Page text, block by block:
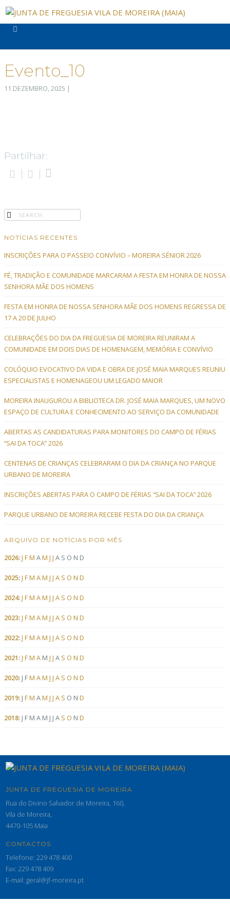
Evento_10
11 DEZEMBRO, 2025 |
Partilhar:
NOTÍCIAS RECENTES
INSCRIÇÕES PARA O PASSEIO CONVÍVIO – MOREIRA SÉNIOR 2026
FÉ, TRADIÇÃO E COMUNIDADE MARCARAM A FESTA EM HONRA DE NOSSA
SENHORA MÃE DOS HOMENS
FESTA EM HONRA DE NOSSA SENHORA MÃE DOS HOMENS REGRESSA DE
17 A 20 DE JULHO
CELEBRAÇÕES DO DIA DA FREGUESIA DE MOREIRA REUNIRAM A
COMUNIDADE EM DOIS DIAS DE HOMENAGEM, MEMÓRIA E CONVÍVIO
COLÓQUIO EVOCATIVO DA VIDA E OBRA DE JOSÉ MAIA MARQUES REUNIU
ESPECIALISTAS E HOMENAGEOU UM LEGADO MAIOR
MOREIRA INAUGUROU A BIBLIOTECA DR. JOSÉ MAIA MARQUES, UM NOVO
ESPAÇO DE CULTURA E CONHECIMENTO AO SERVIÇO DA COMUNIDADE
ABERTAS AS CANDIDATURAS PARA MONITORES DO CAMPO DE FÉRIAS
“SAI DA TOCA” 2026
CENTENAS DE CRIANÇAS CELEBRARAM O DIA DA CRIANÇA NO PARQUE
URBANO DE MOREIRA
INSCRIÇÕES ABERTAS PARA O CAMPO DE FÉRIAS “SAI DA TOCA” 2026
PARQUE URBANO DE MOREIRA RECEBE FESTA DO DIA DA CRIANÇA
ARQUIVO DE NOTÍCIAS POR MÊS
2026:J FM AM J J A S O N D
2025:J FM AM J J A S O N D
2024:J FM AM J J A S O N D
2023:J FM AM J J A S O N D
2022:J FM AM J J A S O N D
2021:J FM A M J J A S O N D
2020: J FM AM J J A S O N D
2019: J FM AM J J A S O N D
2018: J F M A M J J A S O N D
JUNTA DE FREGUESIA DE MOREIRA
Rua do Divino Salvador de Moreira, 160,
Vila de Moreira,
4470-105 Maia
CONTACTOS
Telefone: 229 478 400
Fax: 229 478 409
E-mail: geral@jf-moreira.pt